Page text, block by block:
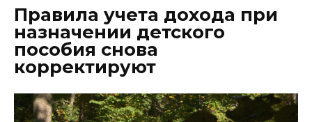
Правила учета дохода при
назначении детского
пособия снова
корректируют